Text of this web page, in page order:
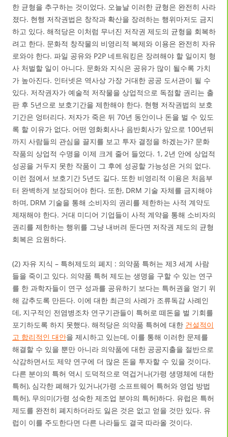
한 균형을 추구하는 것이었다. 오늘날 이러한 균형은 완전히 사라
졌다. 현행 저작권법은 창작과 확산을 장려하는 행위마저도 금지
하고 있다. 해적당은 이처럼 무너진 저작권 제도의 균형을 회복하
려고 한다. 문화적 창작물의 비영리적 복제와 이용은 완전히 자유
로와야 한다. 파일 공유와 P2P 네트워킹은 장려해야 할 일이지 형
사 처벌할 일이 아니다. 문화와 지식은 공유가 많이 될수록 가치
가 높아진다. 인터넷은 역사상 가장 거대한 공공 도서관이 될 수
있다. 저작권자가 예술적 저작물을 상업적으로 독점할 권리는 출
판 후 5년으로 보호기간을 제한해야 한다. 현행 저작권법의 보호
기간은 엉터리다. 저자가 죽은 뒤 70년 동안이나 돈을 벌 수 있도
록 할 이유가 없다. 어떤 영화회사나 음반회사가 앞으로 100년뒤
까지 사람들의 관심을 끌지를 보고 투자 결정을 하겠는가? 문화
작품의 상업적 수명을 이제 크게 줄어 들었다. 1, 2년 안에 상업적
성공을 거두지 못한 작품이 그 후에 성공할 가능성은 거의 없다.
이런 점에서 보호기간 5년도 길다. 또한 비영리적 이용은 처음부
터 완벽하게 보장되어야 한다. 또한, DRM 기술 자체를 금지해야
하며, DRM 기술을 통해 소비자의 권리를 제한하는 사적 계약도
제재해야 한다. 거대 미디어 기업들이 사적 계약을 통해 소비자의
권리를 제한하는 행위를 그냥 내버려 둔다면 저작권 제도의 균형
회복은 요원하다.
(2) 자유 지식 – 특허제도의 폐지 : 의약품 특허는 제3 세계 사람
들을 죽이고 있다. 의약품 특허 제도는 생명을 구할 수 있는 연구
를 한 과학자들이 연구 성과를 공유하기 보다는 특허권을 얻기 위
해 감추도록 만든다. 이에 대한 최근의 사례가 조류독감 사례인
데, 지구적인 전염병조차 연구기관들이 특허로 떼돈을 벌 기회를
포기하도록 하지 못했다. 해적당은 의약품 특허에 대한 건설적이
고 합리적인 대안을 제시하고 있는데, 이를 통해 이러한 문제를
해결할 수 있을 뿐만 아니라 의약품에 대한 공공지출을 절반으로
삭감하면서도 제약 연구에 더 많은 돈을 투자할 수 있을 것이다.
다른 분야의 특허 역시 도덕적으로 역겁거나(가령 생명체에 대한
특허), 심각한 폐해가 있거나(가령 소프트웨어 특허와 영업 방법
특허), 무의미(가령 성숙한 제조업 분야의 특허)하다. 유럽은 특허
제도를 완전히 폐지하더라도 잃은 것은 없고 얻을 것만 있다. 유
럽이 이를 주도한다면 다른 나라들도 결국 따라올 것이다.